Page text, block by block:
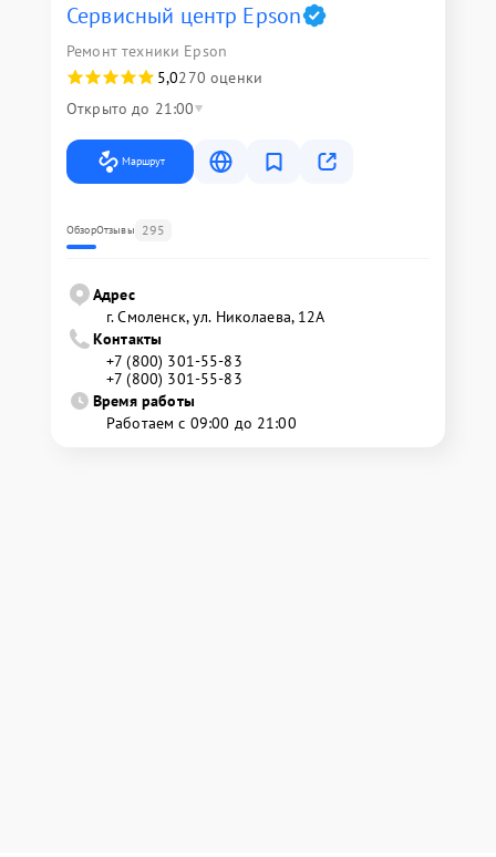
Сервисный центр Epson
Ремонт техники Epson
5,0270 оценки
Открыто до 21:00
Маршрут
ОбзорОтзывы 295
Адрес
г. Смоленск, ул. Николаева, 12А
Контакты
+7 (800) 301-55-83
+7 (800) 301-55-83
Время работы
Работаем с 09:00 до 21:00